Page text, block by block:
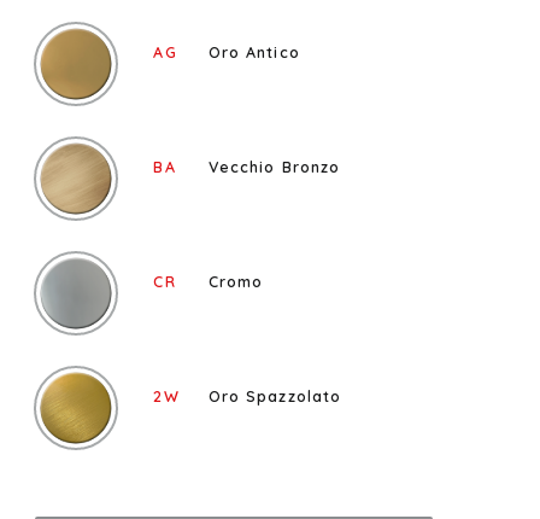
AG Oro Antico
BA Vecchio Bronzo
CR Cromo
2W Oro Spazzolato